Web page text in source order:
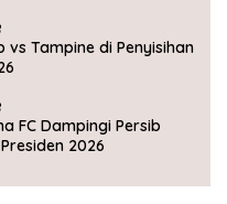
vs Tampine di Penyisihan
FC Dampingi Persib
2026